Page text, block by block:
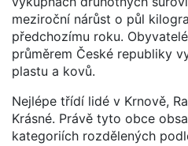
meziroční nárůst o půl
předchozímu roku.
průměrem České republiky
plastu a kovů.
Nejlépe třídí lidé v Krnově,
Krásné. Právě tyto obce
kategoriích rozdělených